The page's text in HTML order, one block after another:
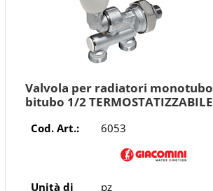
Valvola per radiatori monotubo
bitubo 1/2 TERMOSTATIZZABILE
Cod. Art.: 6053
Unità di
pz